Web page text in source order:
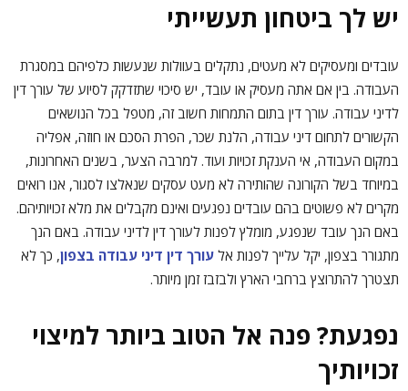
יש לך ביטחון תעשייתי
עובדים ומעסיקים לא מעטים, נתקלים בעוולות שנעשות כלפיהם במסגרת
העבודה. בין אם אתה מעסיק או עובד, יש סיכוי שתזדקק לסיוע של עורך דין
לדיני עבודה. עורך דין בתום התמחות חשוב זה, מטפל בכל הנושאים
הקשורים לתחום דיני עבודה, הלנת שכר, הפרת הסכם או חוזה, אפליה
במקום העבודה, אי הענקת זכויות ועוד. למרבה הצער, בשנים האחרונות,
במיוחד בשל הקורונה שהותירה לא מעט עסקים שנאלצו לסגור, אנו רואים
מקרים לא פשוטים בהם עובדים נפגעים ואינם מקבלים את מלא זכויותיהם.
באם הנך עובד שנפגע, מומלץ לפנות לעורך דין לדיני עבודה. באם הנך
מתגורר בצפון, יקל עלייך לפנות אל עורך דין דיני עבודה בצפון, כך לא
תצטרך להתרוצץ ברחבי הארץ ולבזבז זמן מיותר.
נפגעת? פנה אל הטוב ביותר למיצוי
זכויותיך